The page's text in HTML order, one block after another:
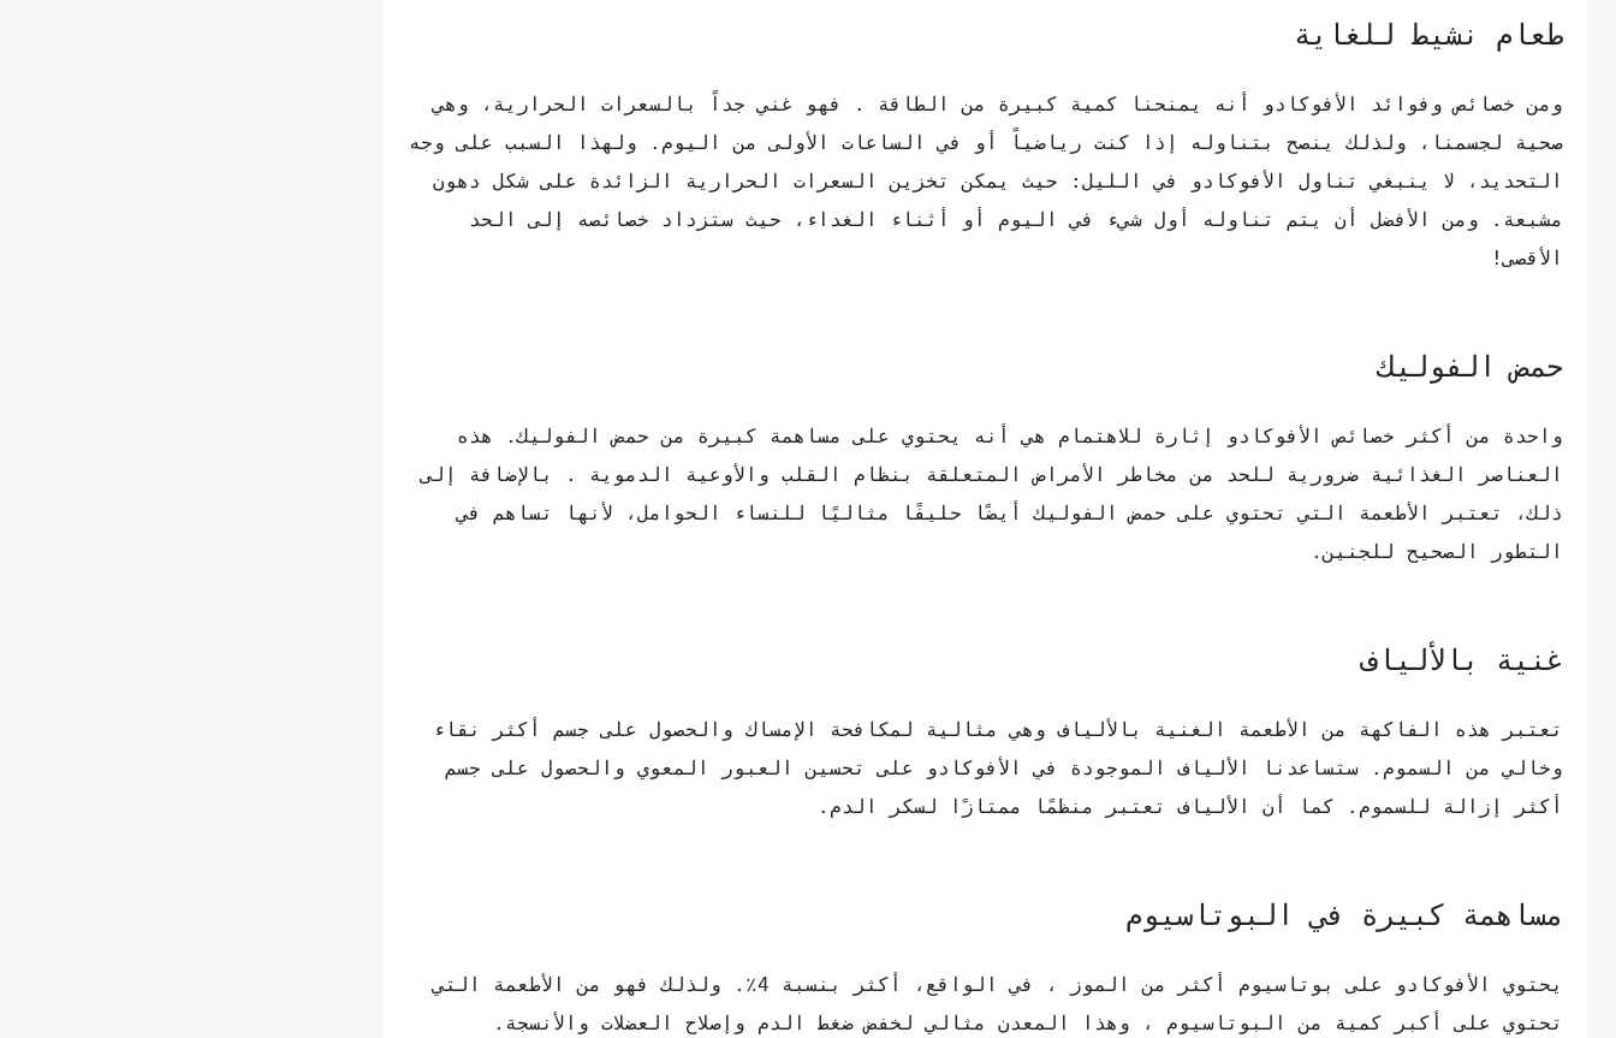
طعام نشيط للغاية
ومن خصائص وفوائد الأفوكادو أنه يمنحنا كمية كبيرة من الطاقة . فهو غني جداً بالسعرات الحرارية، وهي
صحية لجسمنا، ولذلك ينصح بتناوله إذا كنت رياضياً أو في الساعات الأولى من اليوم. ولهذا السبب على وجه
التحديد، لا ينبغي تناول الأفوكادو في الليل: حيث يمكن تخزين السعرات الحرارية الزائدة على شكل دهون
مشبعة. ومن الأفضل أن يتم تناوله أول شيء في اليوم أو أثناء الغداء، حيث ستزداد خصائصه إلى الحد
الأقصى!
حمض الفوليك
واحدة من أكثر خصائص الأفوكادو إثارة للاهتمام هي أنه يحتوي على مساهمة كبيرة من حمض الفوليك. هذه
العناصر الغذائية ضرورية للحد من مخاطر الأمراض المتعلقة بنظام القلب والأوعية الدموية . بالإضافة إلى
ذلك، تعتبر الأطعمة التي تحتوي على حمض الفوليك أيضًا حليفًا مثاليًا للنساء الحوامل، لأنها تساهم في
التطور الصحيح للجنين.
غنية بالألياف
تعتبر هذه الفاكهة من الأطعمة الغنية بالألياف وهي مثالية لمكافحة الإمساك والحصول على جسم أكثر نقاء
وخالي من السموم. ستساعدنا الألياف الموجودة في الأفوكادو على تحسين العبور المعوي والحصول على جسم
أكثر إزالة للسموم. كما أن الألياف تعتبر منظمًا ممتازًا لسكر الدم.
مساهمة كبيرة في البوتاسيوم
يحتوي الأفوكادو على بوتاسيوم أكثر من الموز ، في الواقع، أكثر بنسبة 4٪. ولذلك فهو من الأطعمة التي
تحتوي على أكبر كمية من البوتاسيوم ، وهذا المعدن مثالي لخفض ضغط الدم وإصلاح العضلات والأنسجة.